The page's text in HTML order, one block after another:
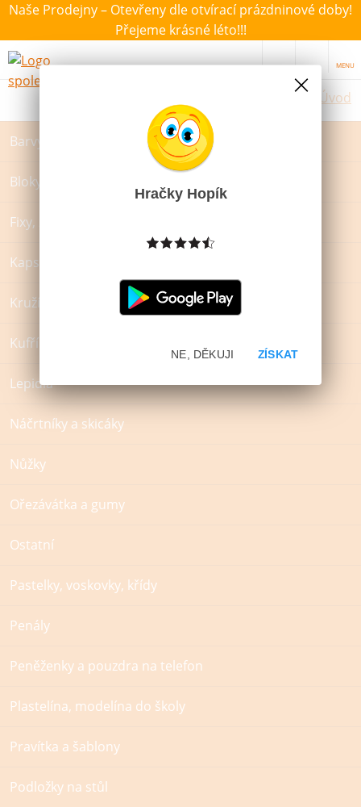
Naše Prodejny – Otevřeny dle otvírací prázdninové doby!
Přejeme krásné léto!!!
MENU
Úvod
Barvy a štětce
Bloky, záznamové knihy a památníky
Fixy, zvýrazňovače a popisovače
Kapsáře a zástěrky na VV
Kružítka
Kufříky
Lepidla
Náčrtníky a skicáky
Nůžky
Ořezávátka a gumy
Ostatní
Pastelky, voskovky, křídy
Penály
Peněženky a pouzdra na telefon
Plastelína, modelína do školy
Pravítka a šablony
Podložky na stůl
Hračky Hopík
ZÍSKAT
NE, DĚKUJI